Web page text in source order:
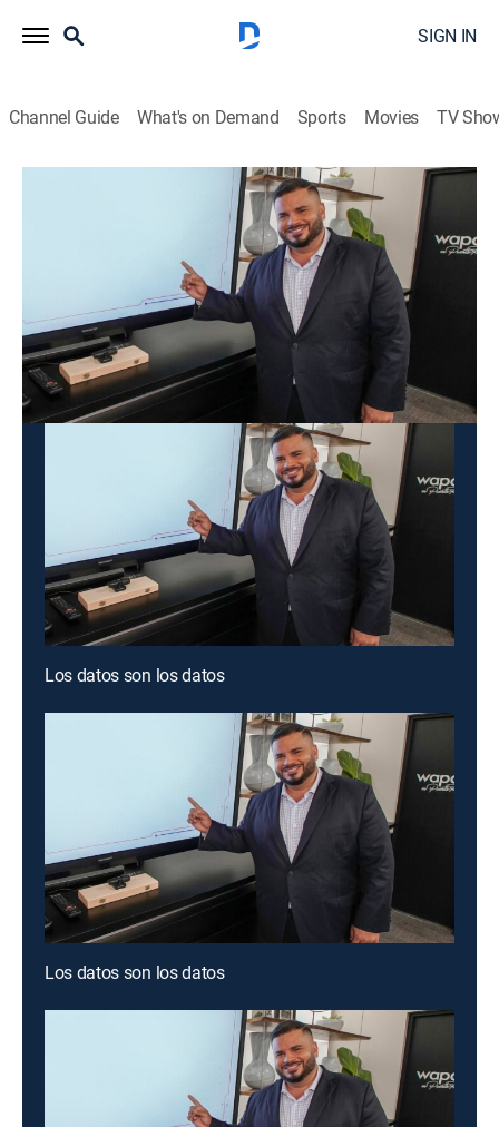
SIGN IN
Channel Guide What's on Demand Sports Movies TV
Los datos son los datos
Un espacio de análisis que presenta debates de temas
de actualidad y entrevistas a personalidades clave.
This content is currently unavailable with a DIRECTV
Package or Genre Pack.
Los datos son los datos
Los datos son los datos